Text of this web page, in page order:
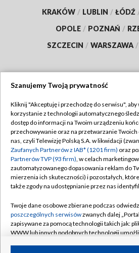
KRAKÓW / LUBLIN / ŁÓDŹ
OPOLE / POZNAŃ /
SZCZECIN / WARSZAWA /
TVP
Abonament TVP
Emisja w TVP
Centrum informacji TVP
Naziemna Telewizja Cyfrowa
Rada Programowa
System NOS
Informacje o nadawcy
Regulamin
Polityka
Moje zgody
Pomoc
Kontakt
Kanały
Szanujemy Twoją prywatność
Kliknij "Akceptuję i przechodzę do serwisu", aby
korzystanie z technologii automatycznego
dostęp do informacji na Twoim urządzeniu
przechowywanie oraz na przetwarzanie
nas, czyli Telewizję Polską S.A. w likwidacji
Zaufanych Partnerów z IAB* (1201 firm) oraz
Partnerów TVP (93 firm), w celach
zautomatyzowanego dopasowania reklam do
mierzenia ich skuteczności) i pozostałych,
także zgody na udostępnianie przez nas
Twoje dane osobowe zbierane podczas
poszczególnych serwisówzwanych dalej
zapisywane za pomocą technologii takich jak:
WWW lub innych podobnych technologii